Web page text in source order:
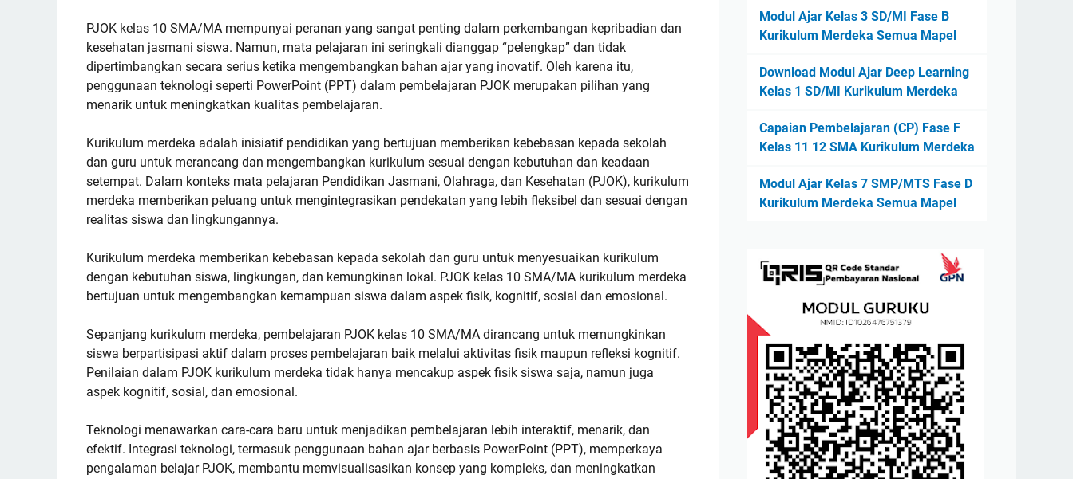
PJOK kelas 10 SMA/MA mempunyai peranan yang sangat penting dalam perkembangan kepribadian dan
kesehatan jasmani siswa. Namun, mata pelajaran ini seringkali dianggap “pelengkap” dan tidak
dipertimbangkan secara serius ketika mengembangkan bahan ajar yang inovatif. Oleh karena itu,
penggunaan teknologi seperti PowerPoint (PPT) dalam pembelajaran PJOK merupakan pilihan yang
menarik untuk meningkatkan kualitas pembelajaran.
Kurikulum merdeka adalah inisiatif pendidikan yang bertujuan memberikan kebebasan kepada sekolah
dan guru untuk merancang dan mengembangkan kurikulum sesuai dengan kebutuhan dan keadaan
setempat. Dalam konteks mata pelajaran Pendidikan Jasmani, Olahraga, dan Kesehatan (PJOK), kurikulum
merdeka memberikan peluang untuk mengintegrasikan pendekatan yang lebih fleksibel dan sesuai dengan
realitas siswa dan lingkungannya.
Kurikulum merdeka memberikan kebebasan kepada sekolah dan guru untuk menyesuaikan kurikulum
dengan kebutuhan siswa, lingkungan, dan kemungkinan lokal. PJOK kelas 10 SMA/MA kurikulum merdeka
bertujuan untuk mengembangkan kemampuan siswa dalam aspek fisik, kognitif, sosial dan emosional.
Sepanjang kurikulum merdeka, pembelajaran PJOK kelas 10 SMA/MA dirancang untuk memungkinkan
siswa berpartisipasi aktif dalam proses pembelajaran baik melalui aktivitas fisik maupun refleksi kognitif.
Penilaian dalam PJOK kurikulum merdeka tidak hanya mencakup aspek fisik siswa saja, namun juga
aspek kognitif, sosial, dan emosional.
Teknologi menawarkan cara-cara baru untuk menjadikan pembelajaran lebih interaktif, menarik, dan
efektif. Integrasi teknologi, termasuk penggunaan bahan ajar berbasis PowerPoint (PPT), memperkaya
pengalaman belajar PJOK, membantu memvisualisasikan konsep yang kompleks, dan meningkatkan
Modul Ajar Kelas 3 SD/MI Fase B
Kurikulum Merdeka Semua Mapel
Download Modul Ajar Deep Learning
Kelas 1 SD/MI Kurikulum Merdeka
Capaian Pembelajaran (CP) Fase F
Kelas 11 12 SMA Kurikulum Merdeka
Modul Ajar Kelas 7 SMP/MTS Fase D
Kurikulum Merdeka Semua Mapel